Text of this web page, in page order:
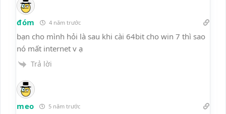
đóm 4 năm trước
bạn cho mình hỏi là sau khi cài 64bit cho win 7 thì sao
nó mất internet v ạ
Trả lời
meo 5 năm trước